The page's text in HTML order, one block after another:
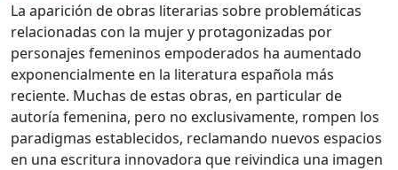
La aparición de obras literarias sobre problemáticas
relacionadas con la mujer y protagonizadas por
personajes femeninos empoderados ha aumentado
exponencialmente en la literatura española más
reciente. Muchas de estas obras, en particular de
autoría femenina, pero no exclusivamente, rompen los
paradigmas establecidos, reclamando nuevos espacios
en una escritura innovadora que reivindica una imagen